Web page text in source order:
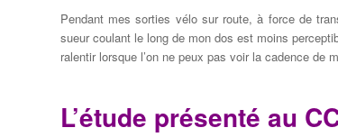
Pendant mes sorties vélo sur route, à force de
sueur coulant le long de mon dos est moins
ralentir lorsque l’on ne peux pas voir la cadence de
L’étude présenté au